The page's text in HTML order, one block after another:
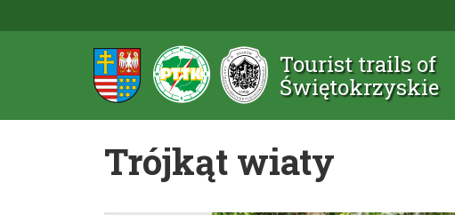
Tourist trails of
Świętokrzyskie
Trójkąt wiaty